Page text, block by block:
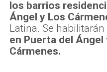
los barrios
Ángel y Los
Latina. Se habilitarán
en Puerta del Ángel
Cármenes.